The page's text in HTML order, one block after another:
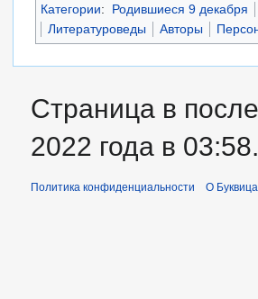
Категории:
Родившиеся 9 декабря
Литературоведы
Авторы
Страница в
2022 года в 03:58.
Политика конфиденциальности О Буквица